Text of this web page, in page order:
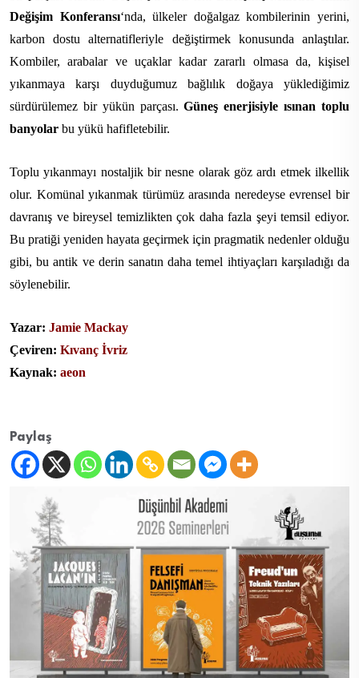
Değişim Konferansı‘nda, ülkeler doğalgaz kombilerinin yerini,
karbon dostu alternatifleriyle değiştirmek konusunda anlaştılar.
Kombiler, arabalar ve uçaklar kadar zararlı olmasa da, kişisel
yıkanmaya karşı duyduğumuz bağlılık doğaya yüklediğimiz
sürdürülemez bir yükün parçası.Güneş enerjisiyle ısınan toplu
banyolar bu yükü hafifletebilir.
Toplu yıkanmayı nostaljik bir nesne olarak göz ardı etmek ilkellik
olur. Komünal yıkanmak türümüz arasında neredeyse evrensel bir
davranış ve bireysel temizlikten çok daha fazla şeyi temsil ediyor.
Bu pratiği yeniden hayata geçirmek için pragmatik nedenler olduğu
gibi, bu antik ve derin sanatın daha temel ihtiyaçları karşıladığı da
söylenebilir.
Yazar: Jamie Mackay
Çeviren: Kıvanç İvriz
Kaynak: aeon
Paylaş